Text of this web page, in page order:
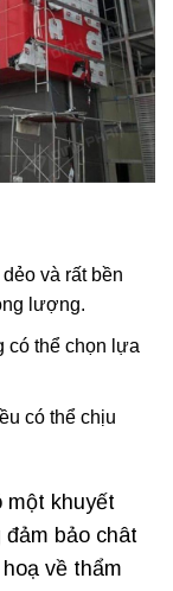
và rất bền
lượng.
có thể chọn lựa
có thể chịu
một khuyết
bảo chât
về thẩm